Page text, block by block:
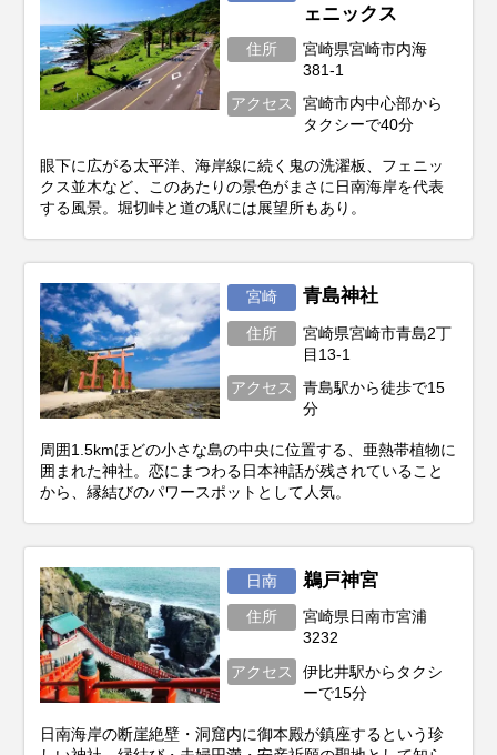
ェニックス
住所
宮崎県宮崎市内海
381-1
アクセス
宮崎市内中心部から
タクシーで40分
眼下に広がる太平洋、海岸線に続く鬼の洗濯板、フェニッ
クス並木など、このあたりの景色がまさに日南海岸を代表
する風景。堀切峠と道の駅には展望所もあり。
宮崎 青島神社
住所
宮崎県宮崎市青島2丁
目13-1
アクセス
青島駅から徒歩で15
分
周囲1.5kmほどの小さな島の中央に位置する、亜熱帯植物に
囲まれた神社。恋にまつわる日本神話が残されていること
から、縁結びのパワースポットとして人気。
日南 鵜戸神宮
住所
宮崎県日南市宮浦
3232
アクセス
伊比井駅からタクシ
ーで15分
日南海岸の断崖絶壁・洞窟内に御本殿が鎮座するという珍